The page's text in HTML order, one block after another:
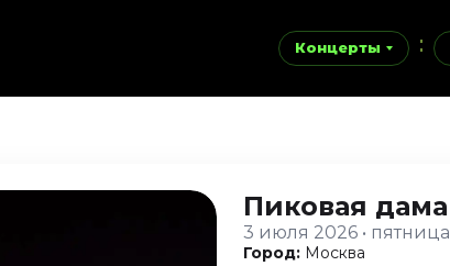
Концерты
Пиковая дама
3 июля 2026 • пятница
Город: Москва